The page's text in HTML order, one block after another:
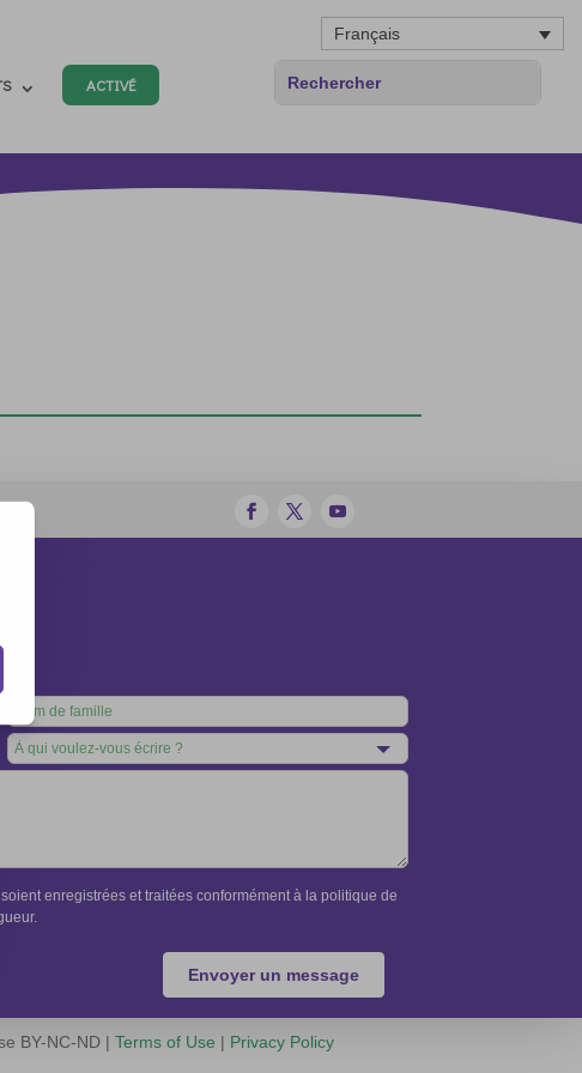
Français
ACTIVÉ
enregistrées et traitées conformément à la politique de
Envoyer un message
BY-NC-ND | Terms of Use | Privacy Policy